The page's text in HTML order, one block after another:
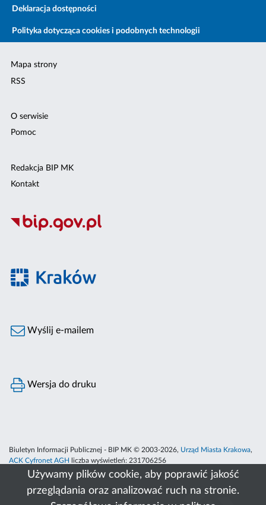
Używamy plików cookie, aby poprawić jakość
przeglądania oraz analizować ruch na stronie.
Deklaracja dostępności
Polityka dotycząca cookies i podobnych technologii
Mapa strony
RSS
O serwisie
Pomoc
Redakcja BIP MK
Kontakt
Wyślij e-mailem
Wersja do druku
Biuletyn Informacji Publicznej - BIP MK © 2003-2026, Urząd Miasta Krakowa,
ACK Cyfronet AGH
liczba wyświetleń: 231706256